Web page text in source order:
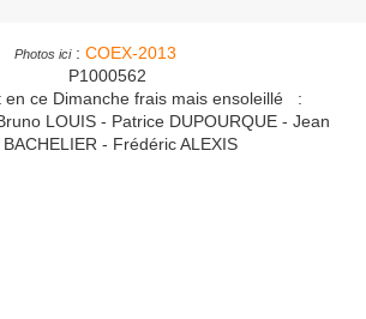
Photos ici: COEX-2013
en ce Dimanche frais mais ensoleillé :
LOUIS - Patrice DUPOURQUE - Jean
- Frédéric ALEXIS